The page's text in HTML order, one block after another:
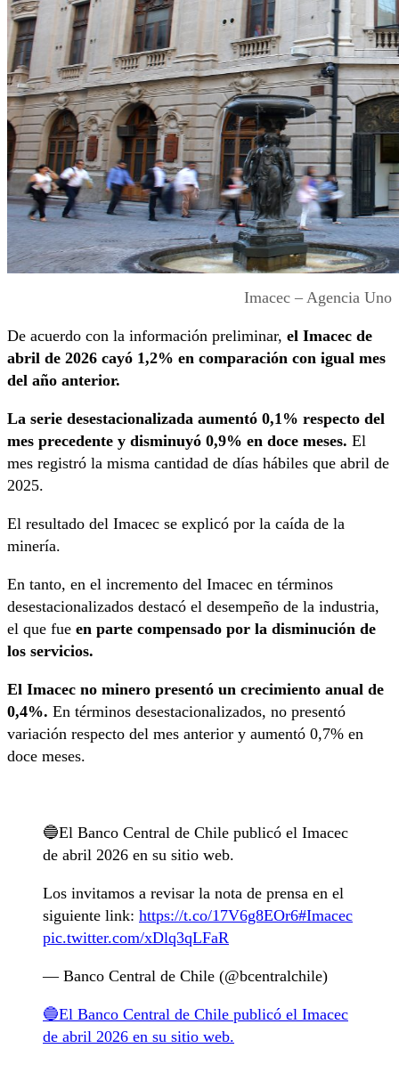
Imacec – Agencia Uno
De acuerdo con la información preliminar, el Imacec de
abril de 2026 cayó 1,2% en comparación con igual mes
del año anterior.
La serie desestacionalizada aumentó 0,1% respecto del
mes precedente y disminuyó 0,9% en doce meses. El
mes registró la misma cantidad de días hábiles que abril de
2025.
El resultado del Imacec se explicó por la caída de la
minería.
En tanto, en el incremento del Imacec en términos
desestacionalizados destacó el desempeño de la industria,
el que fue en parte compensado por la disminución de
los servicios.
El Imacec no minero presentó un crecimiento anual de
0,4%. En términos desestacionalizados, no presentó
variación respecto del mes anterior y aumentó 0,7% en
doce meses.
🔵El Banco Central de Chile publicó el Imacec
de abril 2026 en su sitio web.
Los invitamos a revisar la nota de prensa en el
siguiente link: https://t.co/17V6g8EOr6#Imacec
pic.twitter.com/xDlq3qLFaR
— Banco Central de Chile (@bcentralchile)
🔵El Banco Central de Chile publicó el Imacec
de abril 2026 en su sitio web.